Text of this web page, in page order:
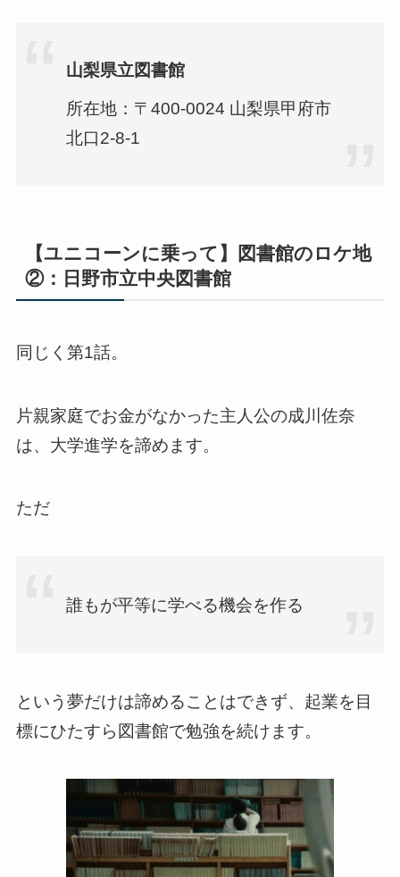
山梨県立図書館
所在地：〒400-0024 山梨県甲府市
北口2-8-1
【ユニコーンに乗って】図書館のロケ地
②：日野市立中央図書館
同じく第1話。
片親家庭でお金がなかった主人公の成川佐奈
は、大学進学を諦めます。
ただ
誰もが平等に学べる機会を作る
という夢だけは諦めることはできず、起業を目
標にひたすら図書館で勉強を続けます。